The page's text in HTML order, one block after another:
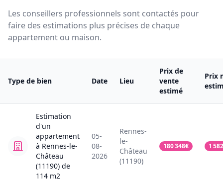
Les conseillers professionnels sont contactés pour
faire des estimations plus précises de chaque
appartement ou maison.
Type de bien Date Lieu
Prix de
vente
estimé
Prix
Estimation
d'un
appartement
à Rennes-le-
Château
(11190) de
114 m2
05-
08-
2026
Rennes-
le-
Château
(11190)
180 348€ 1 582